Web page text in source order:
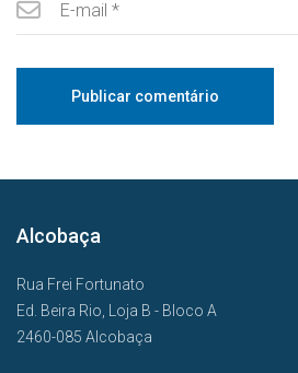
Alcobaça
Rua Frei Fortunato
Ed. Beira Rio, Loja B - Bloco A
2460-085 Alcobaça